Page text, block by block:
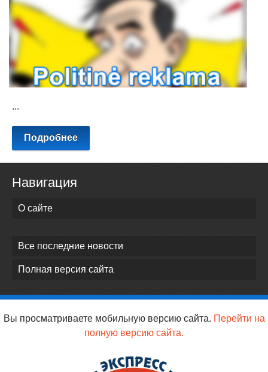
...
Подробнее
Навигация
О сайте
Все последние новости
Полная версия сайта
Вы просматриваете мобильную версию сайта. Перейти на
полную версию сайта.